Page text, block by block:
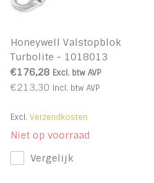
Honeywell Valstopblok
Turbolite - 1018013
€176,28 Excl. btw AVP
€213,30 Incl. btw AVP
Excl. Verzendkosten
Niet op voorraad
Vergelijk